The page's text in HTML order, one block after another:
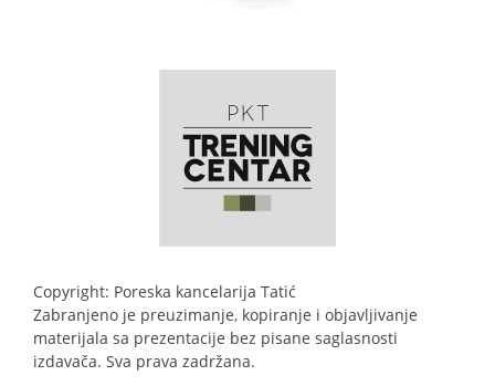
Copyright: Poreska kancelarija Tatić
Zabranjeno je preuzimanje, kopiranje i objavljivanje
materijala sa prezentacije bez pisane saglasnosti
izdavača. Sva prava zadržana.